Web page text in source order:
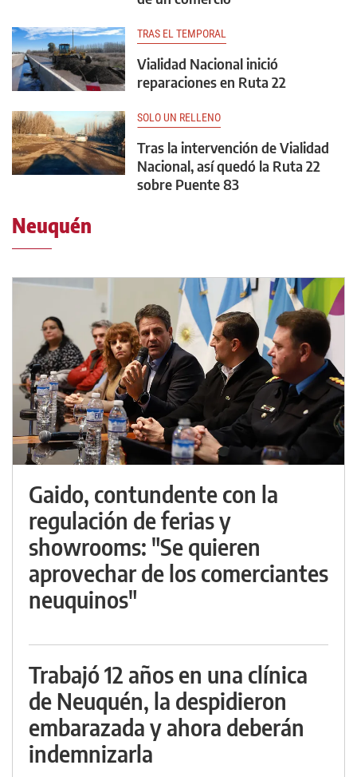
TRAS EL TEMPORAL
Vialidad Nacional inició
reparaciones en Ruta 22
SOLO UN RELLENO
Tras la intervención de Vialidad
Nacional, así quedó la Ruta 22
sobre Puente 83
Neuquén
Gaido, contundente con la
regulación de ferias y
showrooms: "Se quieren
aprovechar de los comerciantes
neuquinos"
Trabajó 12 años en una clínica
de Neuquén, la despidieron
embarazada y ahora deberán
indemnizarla